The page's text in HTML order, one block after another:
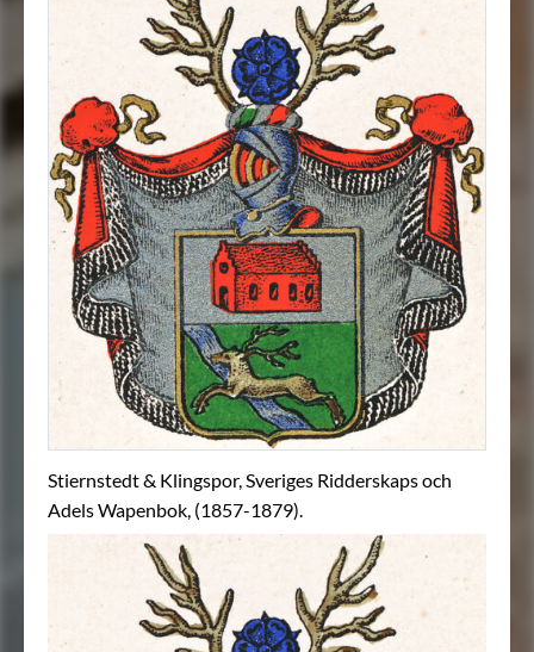
Stiernstedt & Klingspor, Sveriges Ridderskaps och
Adels Wapenbok, (1857-1879).